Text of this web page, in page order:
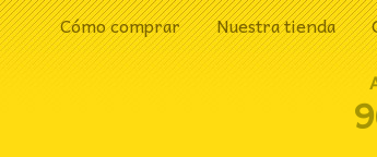
Cómo comprar Nuestra tienda